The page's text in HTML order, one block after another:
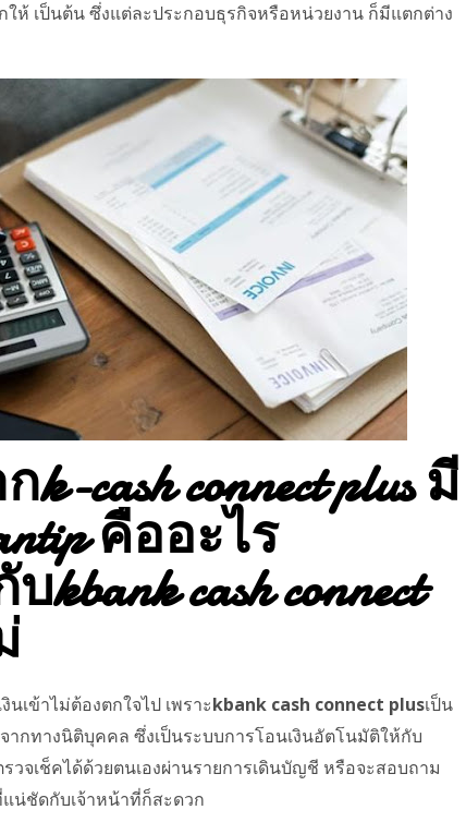
ห้ เป็นต้น ซึ่งแต่ละประกอบธุรกิจหรือหน่วยงาน ก็มีแตกต่าง
k-cash connect plus มี
คืออะไร
kbank cash connect
นเข้าไม่ต้องตกใจไป เพราะkbank cash connect plusเป็น
ากทางนิติบุคคล ซึ่งเป็นระบบการโอนเงินอัตโนมัติให้กับ
วจเช็คได้ด้วยตนเองผ่านรายการเดินบัญชี หรือจะสอบถาม
น่ชัดกับเจ้าหน้าที่ก็สะดวก